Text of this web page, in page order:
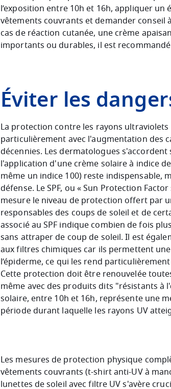
l’exposition entre 10h et 16h, appliquer
vêtements couvrants et demander conseil
cas de réaction cutanée, une crème
importants ou durables, il est recommandé
Éviter les
La protection contre les rayons
particulièrement avec l'augmentation des
décennies. Les dermatologues
l'application d'une crème solaire à indice
même un indice 100) reste indispensable,
défense. Le SPF, ou « Sun Protection
mesure le niveau de protection offert par
responsables des coups de soleil et de
associé au SPF indique combien de fois
sans attraper de coup de soleil. Il est
aux filtres chimiques car ils permettent
l’épiderme, ce qui les rend
Cette protection doit être renouvelée
même avec des produits dits "résistants à
solaire, entre 10h et 16h, représente une
période durant laquelle les rayons UV
Les mesures de protection physique
vêtements couvrants (t-shirt anti-UV à
lunettes de soleil avec filtre UV s'avère